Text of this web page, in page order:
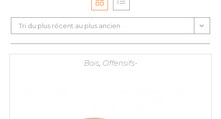
Tri du plus récent au plus ancien
Bois, Offensifs-